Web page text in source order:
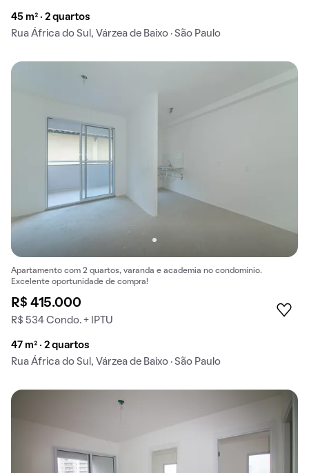
45 m² · 2 quartos
Rua África do Sul, Várzea de Baixo · São Paulo
Apartamento com 2 quartos, varanda e academia no condomínio.
Excelente oportunidade de compra!
R$ 415.000
R$ 534 Condo. + IPTU
47 m² · 2 quartos
Rua África do Sul, Várzea de Baixo · São Paulo